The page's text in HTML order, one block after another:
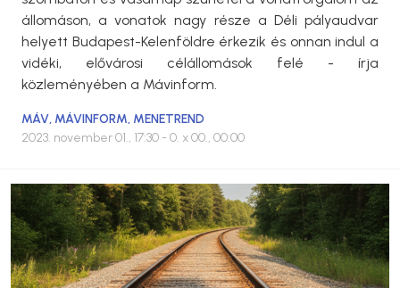
állomáson, a vonatok nagy része a Déli pályaudvar
helyett Budapest-Kelenföldre érkezik és onnan indul a
vidéki, elővárosi célállomások felé - írja
közleményében a Mávinform.
MÁV, MÁVINFORM, MENETREND
2023. november 01., 17:30 - 0. x 00., 00:00